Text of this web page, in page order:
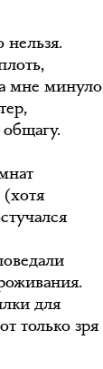
мне минуло
для
только зря